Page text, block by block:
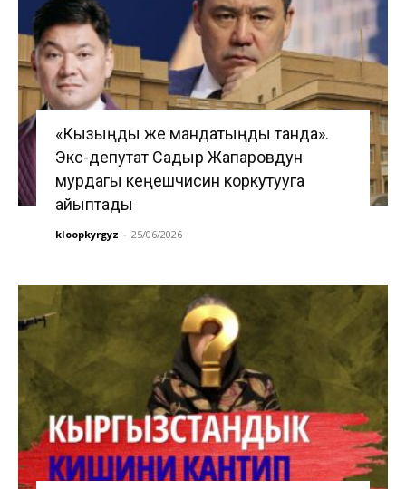
«Кызыңды же мандатыңды танда».
Экс-депутат Садыр Жапаровдун
мурдагы кеңешчисин коркутууга
айыптады
kloopkyrgyz - 25/06/2026